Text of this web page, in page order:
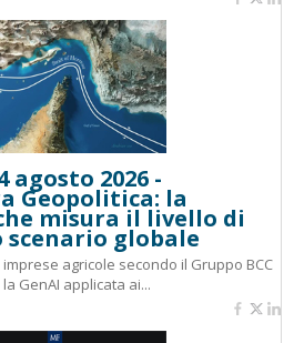
agosto 2026 -
Geopolitica: la
misura il livello di
scenario globale
agricole secondo il Gruppo BCC
la GenAI applicata ai...